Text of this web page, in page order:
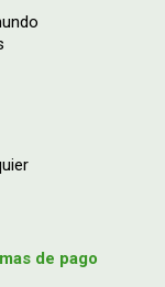
de pago